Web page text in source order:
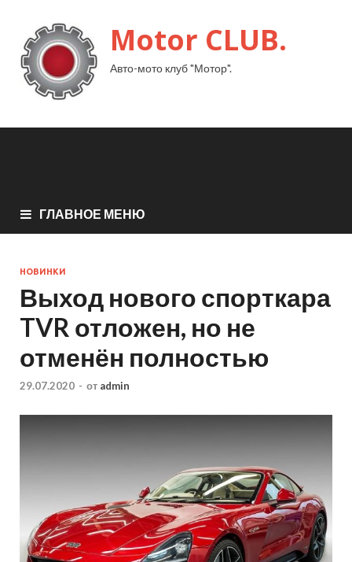
Motor CLUB.
Авто-мото клуб "Мотор".
ГЛАВНОЕ МЕНЮ
НОВИНКИ
Выход нового спорткара
TVR отложен, но не
отменён полностью
29.07.2020 - от admin